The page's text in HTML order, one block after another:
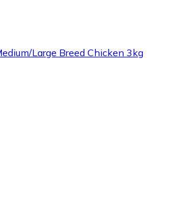
Large Breed Chicken 3kg